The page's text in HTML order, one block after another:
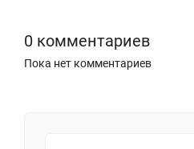
0 комментариев
Пока нет комментариев